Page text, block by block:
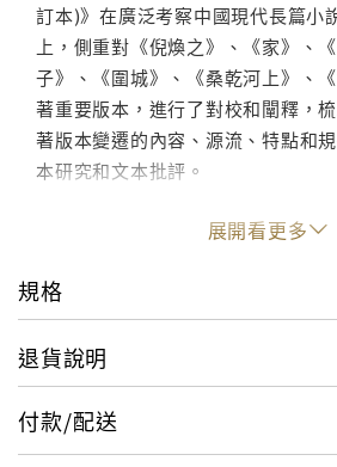
訂本)》在廣泛考察中國現代長篇小
上，側重對《倪煥之》、《家》、
子》、《圍城》、《桑乾河上》、
著重要版本，進行了對校和闡釋，
著版本變遷的內容、源流、特點和
本研究和文本批評。
展開看更多
規格
退貨說明
付款/配送